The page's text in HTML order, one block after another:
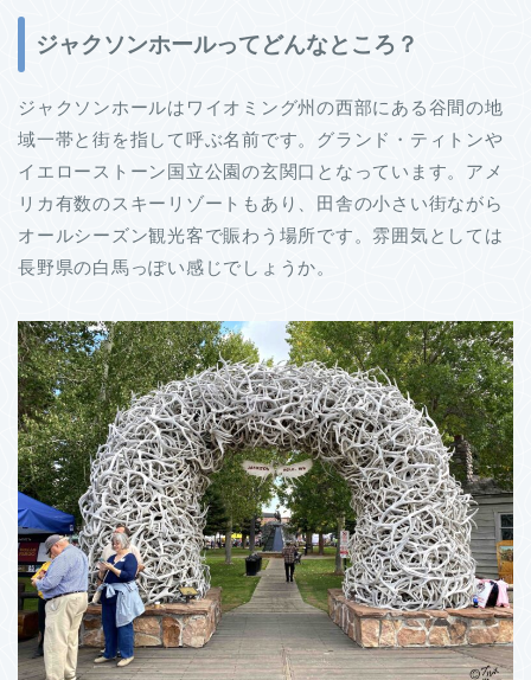
ジャクソンホールってどんなところ？
ジャクソンホールはワイオミング州の西部にある谷間の地
域一帯と街を指して呼ぶ名前です。グランド・ティトンや
イエローストーン国立公園の玄関口となっています。アメ
リカ有数のスキーリゾートもあり、田舎の小さい街ながら
オールシーズン観光客で賑わう場所です。雰囲気としては
長野県の白馬っぽい感じでしょうか。